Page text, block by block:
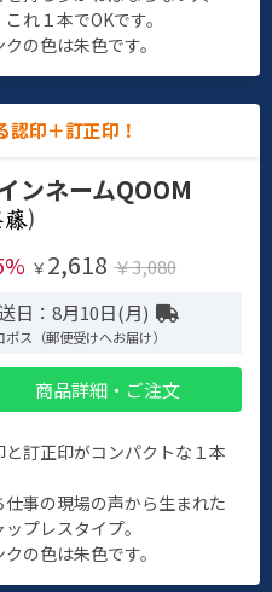
これ１本でOKです。
クの色は朱色です。
認印＋訂正印！
ンネームQOOM
)
￥ 2,618 ￥3,080
日：8月10日(月)
ポス（郵便受けへお届け）
商品詳細・ご注文
と訂正印がコンパクトな１本
仕事の現場の声から生まれた
ップレスタイプ。
クの色は朱色です。